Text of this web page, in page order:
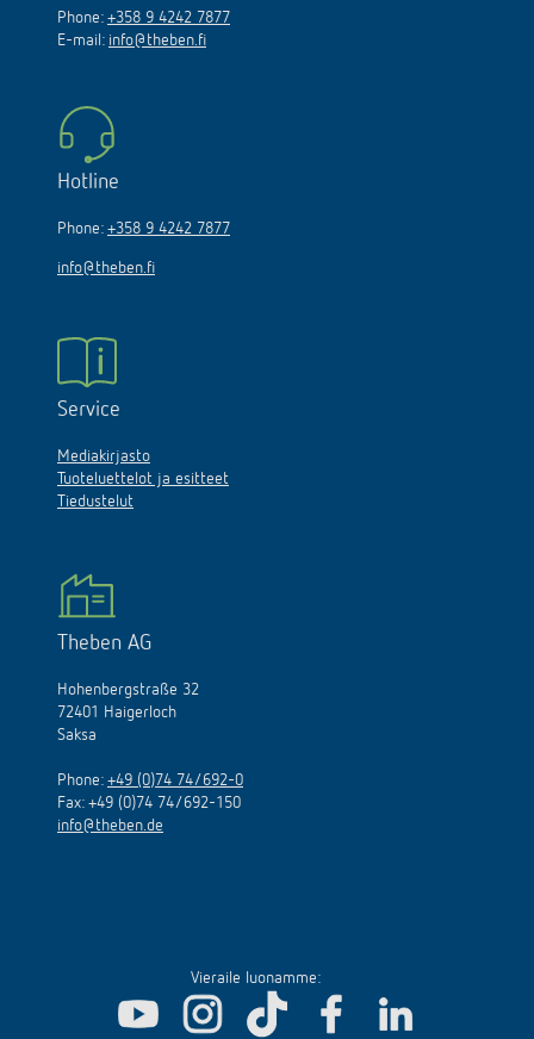
Phone: +358 9 4242 7877
E-mail: info@theben.fi
Hotline
Phone: +358 9 4242 7877
info@theben.fi
Service
Mediakirjasto
Tuoteluettelot ja esitteet
Tiedustelut
Theben AG
Hohenbergstraße 32
72401 Haigerloch
Saksa
Phone: +49 (0)74 74/692-0
Fax: +49 (0)74 74/692-150
info@theben.de
Vieraile luonamme: